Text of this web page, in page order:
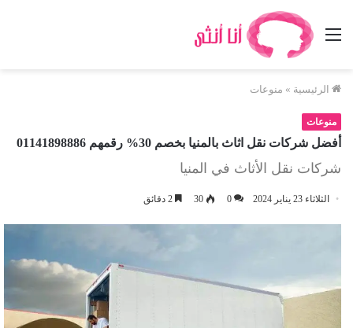
القائمة
الرئيسية » منوعات
منوعات
أفضل شركات نقل اثاث بالمنيا بخصم 30% رقمهم 01141898886
شركات نقل الأثاث في المنيا
الثلاثاء 23 يناير 2024 0
30